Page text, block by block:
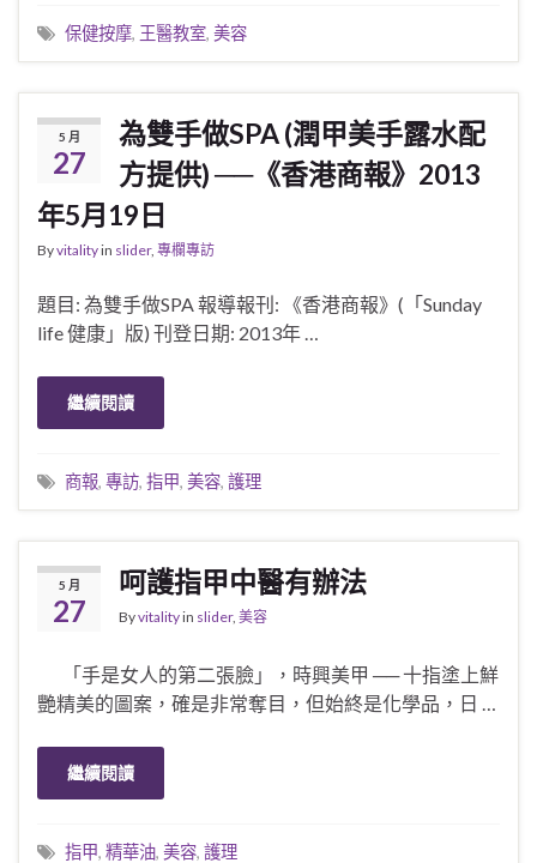
保健按摩, 王醫教室, 美容
5 月
27
為雙手做SPA (潤甲美手露水配
方提供) ──《香港商報》2013
年5月19日
Byvitalityin slider, 專欄專訪
題目: 為雙手做SPA 報導報刊: 《香港商報》(「Sunday
life 健康」版) 刊登日期: 2013年 …
繼續閱讀
商報, 專訪, 指甲, 美容, 護理
5 月
27
呵護指甲中醫有辦法
Byvitalityin slider, 美容
「手是女人的第二張臉」，時興美甲 ── 十指塗上鮮
艷精美的圖案，確是非常奪目，但始終是化學品，日 …
繼續閱讀
指甲, 精華油, 美容, 護理